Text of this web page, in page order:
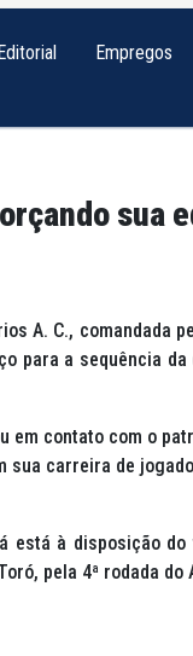
Editorial Empregos
sua
A. C., comandada
para a sequência da
em contato com o
sua carreira de
está à disposição
pela 4ª rodada do